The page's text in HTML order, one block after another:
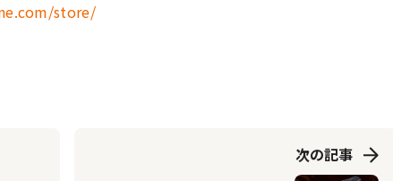
store/
次の記事